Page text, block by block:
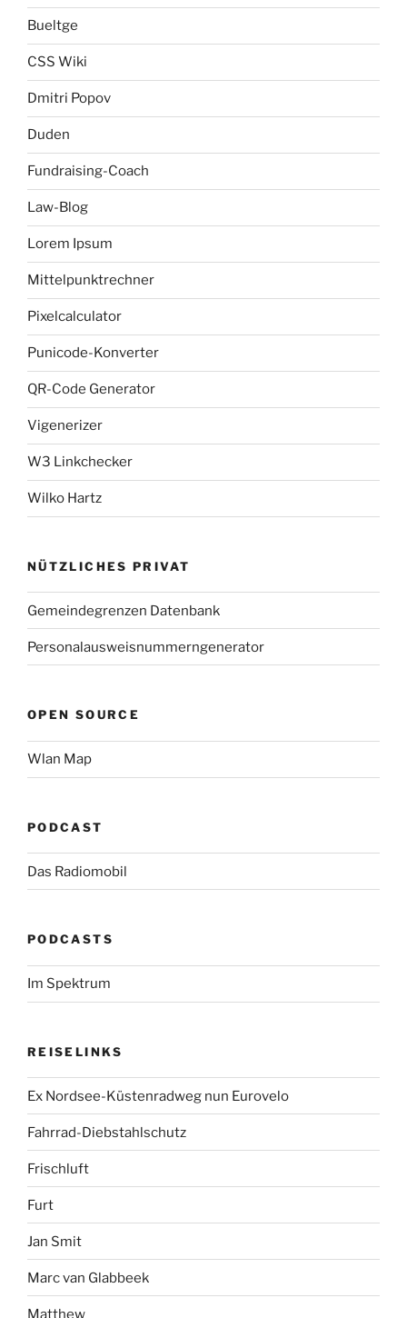
Bueltge
CSS Wiki
Dmitri Popov
Duden
Fundraising-Coach
Law-Blog
Lorem Ipsum
Mittelpunktrechner
Pixelcalculator
Punicode-Konverter
QR-Code Generator
Vigenerizer
W3 Linkchecker
Wilko Hartz
NÜTZLICHES PRIVAT
Gemeindegrenzen Datenbank
Personalausweisnummerngenerator
OPEN SOURCE
Wlan Map
PODCAST
Das Radiomobil
PODCASTS
Im Spektrum
REISELINKS
Ex Nordsee-Küstenradweg nun Eurovelo
Fahrrad-Diebstahlschutz
Frischluft
Furt
Jan Smit
Marc van Glabbeek
Matthew